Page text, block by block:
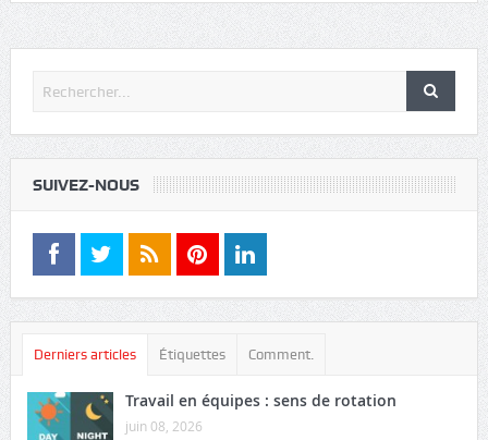
SUIVEZ-NOUS
Derniers articles Étiquettes Comment.
Travail en équipes : sens de rotation
juin 08, 2026